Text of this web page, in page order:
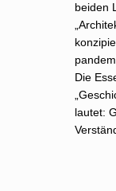
beiden
Die
lautet: